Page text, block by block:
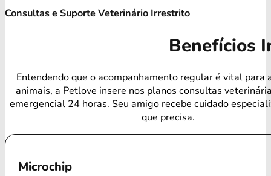
Consultas e Suporte Veterinário Irrestrito
Benefícios
Entendendo que o acompanhamento regular é vital para
animais, a Petlove insere nos planos consultas
emergencial 24 horas. Seu amigo recebe cuidado
que precisa.
Microchip